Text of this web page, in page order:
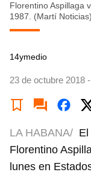
Florentino Aspillaga
1987. (Martí Noticias)
14ymedio
23 de octubre 2018
LA HABANA/
Florentino
lunes en